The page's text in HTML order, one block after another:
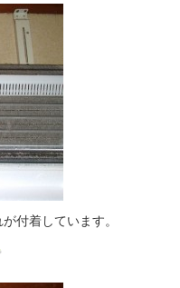
付着しています。